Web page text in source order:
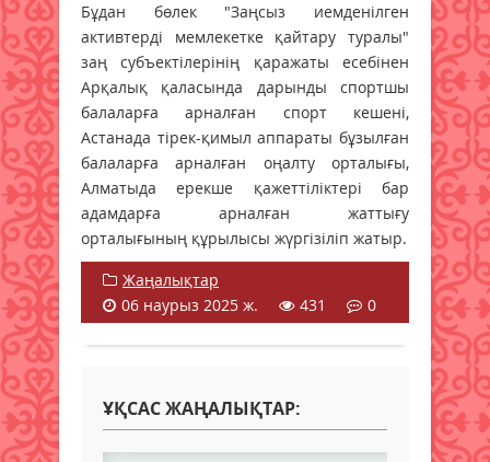
Бұдан бөлек "Заңсыз иемденілген
активтерді мемлекетке қайтару туралы"
заң субъектілерінің қаражаты есебінен
Арқалық қаласында дарынды спортшы
балаларға арналған спорт кешені,
Астанада тірек-қимыл аппараты бұзылған
балаларға арналған оңалту орталығы,
Алматыда ерекше қажеттіліктері бар
адамдарға арналған жаттығу
орталығының құрылысы жүргізіліп жатыр.
Жаңалықтар
06 наурыз 2025 ж.
431 0
ҰҚСАС ЖАҢАЛЫҚТАР: